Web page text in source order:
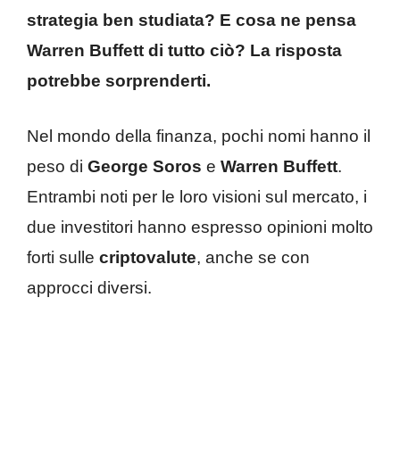
strategia ben studiata? E cosa ne pensa
Warren Buffett di tutto ciò? La risposta
potrebbe sorprenderti.
Nel mondo della finanza, pochi nomi hanno il
peso di George Soros e Warren Buffett.
Entrambi noti per le loro visioni sul mercato, i
due investitori hanno espresso opinioni molto
forti sulle criptovalute, anche se con
approcci diversi.